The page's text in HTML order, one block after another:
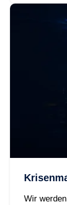
Wir